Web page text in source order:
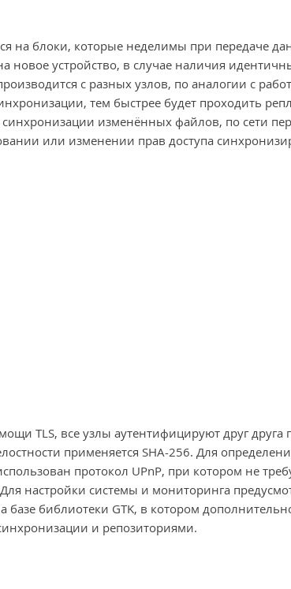
на блоки, которые неделимы при передаче
новое устройство, в случае наличия
с разных узлов, по аналогии с
тем быстрее будет проходить
изменённых файлов, по сети
или изменении прав доступа
TLS, все узлы аутентифицируют друг друга
применяется SHA-256. Для
протокол UPnP, при котором не
настройки системы и мониторинга
базе библиотеки GTK, в котором
и репозиториями.